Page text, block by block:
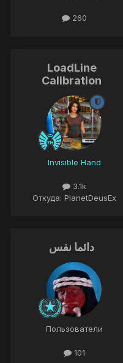
260
LoadLine
Calibration
Invisible Hand
3.1k
Откуда: PlanetDeusEx
دائما نفس
Пользователи
101